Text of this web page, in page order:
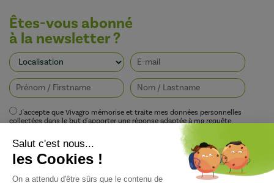
Êtes-vous abonné
à la newsletter ?
J'accepte que Vivagro mémorise et traite mes données personnelles
collectées dans le but d'apporter une réponse adaptée à ma requête
conformément à la politique de protection de la vie privée de Vivagro.
I agree that Vivagro stores and processes my personal data collected in order
to provide an appropriate response to my request in accordance with
Vivagro's privacy policy.